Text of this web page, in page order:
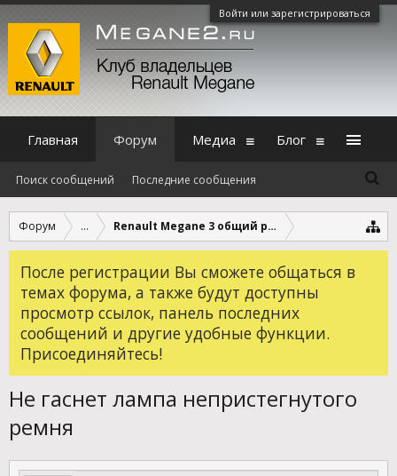
Войти или зарегистрироваться
Форум ... Renault Megane 3 общий раздел
После регистрации Вы сможете общаться в
темах форума, а также будут доступны
просмотр ссылок, панель последних
сообщений и другие удобные функции.
Присоединяйтесь!
Не гаснет лампа непристегнутого
ремня
Главная Форум
Поиск сообщений Последние сообщения
Медиа Блог